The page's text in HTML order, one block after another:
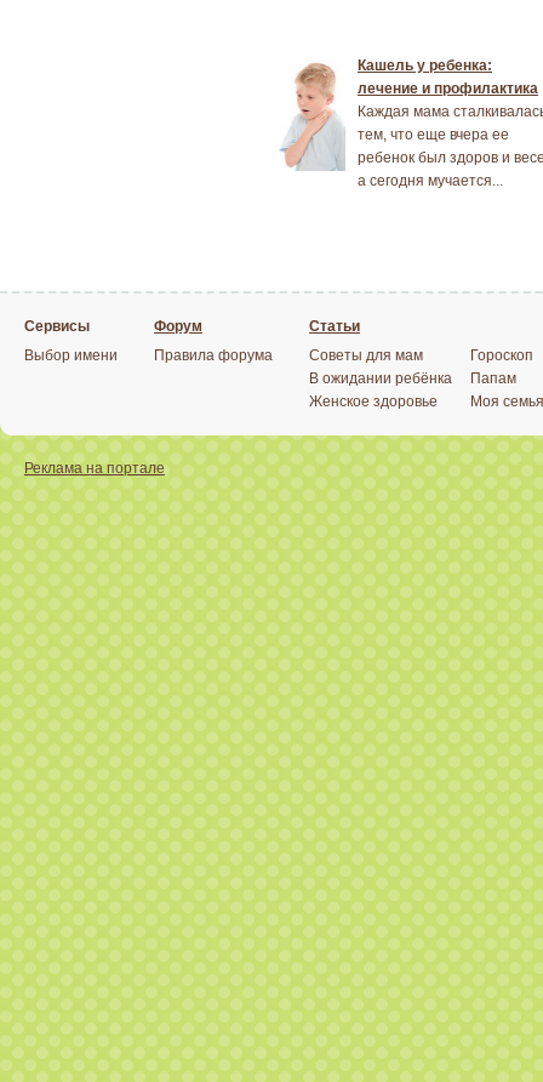
Кашель у ребенка:
лечение и профилактика
Каждая мама
тем, что еще вчера ее
ребенок был здоров и
а сегодня мучается...
Сервисы
Выбор имени
Форум
Правила форума
Статьи
Советы для мам
В ожидании ребёнка
Женское здоровье
Гороскоп
Папам
Моя семья
Реклама на портале